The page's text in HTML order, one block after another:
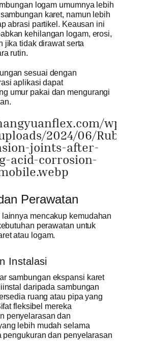
logam umumnya lebih
karet, namun lebih
abrasi partikel. Keausan ini
kehilangan logam, erosi,
jika tidak dirawat serta
rutin.
sesuai dengan
aplikasi dapat
umur pakai dan mengurangi
wp-
2024/06/Rubber-
joints-after-
acid-corrosion-
Perawatan
lainnya mencakup kemudahan
perawatan untuk
atau logam.
Instalasi
sambungan ekspansi karet
daripada sambungan
ruang atau pipa yang
fleksibel mereka
penyelarasan dan
lebih mudah selama
pengukuran dan penyelarasan